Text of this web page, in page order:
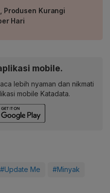
Produsen Kurangi
Hari
mobile.
lebih nyaman dan nikmati
mobile Katadata.
#Update Me #Minyak